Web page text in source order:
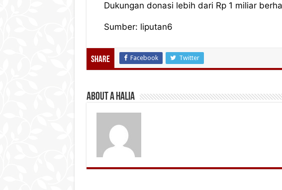
Dukungan donasi lebih dari Rp 1 miliar
Sumber: liputan6
Share Facebook Twitter
About A Halia